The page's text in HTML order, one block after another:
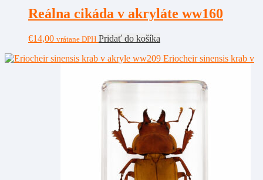
Reálna cikáda v akryláte ww160
€14,00 vrátane DPH Pridať do košíka
Eriocheir sinensis krab v